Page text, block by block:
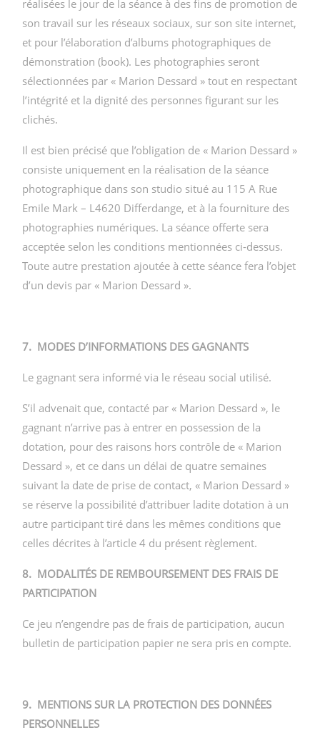
réalisées le jour de la séance à des fins de promotion de
son travail sur les réseaux sociaux, sur son site internet,
et pour l’élaboration d’albums photographiques de
démonstration (book). Les photographies seront
sélectionnées par « Marion Dessard » tout en respectant
l’intégrité et la dignité des personnes figurant sur les
clichés.
Il est bien précisé que l’obligation de « Marion Dessard »
consiste uniquement en la réalisation de la séance
photographique dans son studio situé au 115 A Rue
Emile Mark – L4620 Differdange, et à la fourniture des
photographies numériques. La séance offerte sera
acceptée selon les conditions mentionnées ci-dessus.
Toute autre prestation ajoutée à cette séance fera l’objet
d’un devis par « Marion Dessard ».
7. MODES D’INFORMATIONS DES GAGNANTS
Le gagnant sera informé via le réseau social utilisé.
S’il advenait que, contacté par « Marion Dessard », le
gagnant n’arrive pas à entrer en possession de la
dotation, pour des raisons hors contrôle de « Marion
Dessard », et ce dans un délai de quatre semaines
suivant la date de prise de contact, « Marion Dessard »
se réserve la possibilité d’attribuer ladite dotation à un
autre participant tiré dans les mêmes conditions que
celles décrites à l’article 4 du présent règlement.
8. MODALITÉS DE REMBOURSEMENT DES FRAIS DE
PARTICIPATION
Ce jeu n’engendre pas de frais de participation, aucun
bulletin de participation papier ne sera pris en compte.
9. MENTIONS SUR LA PROTECTION DES DONNÉES
PERSONNELLES